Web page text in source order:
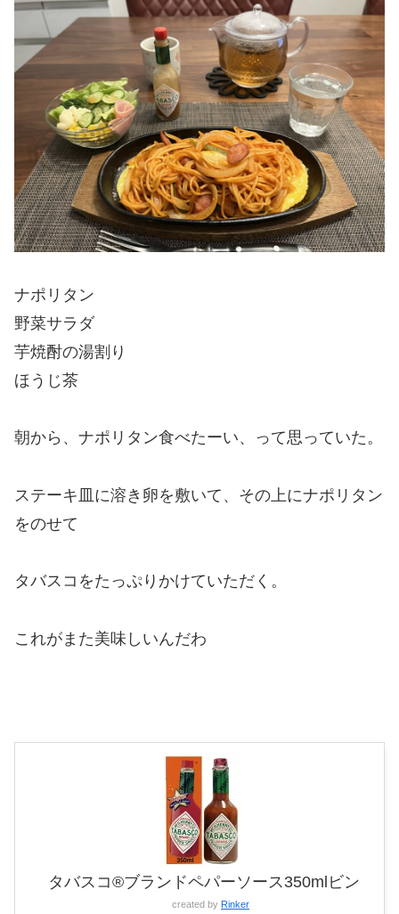
ナポリタン
野菜サラダ
芋焼酎の湯割り
ほうじ茶
朝から、ナポリタン食べたーい、って思っていた。
ステーキ皿に溶き卵を敷いて、その上にナポリタン
をのせて
タバスコをたっぷりかけていただく。
これがまた美味しいんだわ
タバスコ®ブランドペパーソース350mlビン
created by Rinker